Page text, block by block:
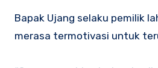
Bapak Ujang selaku pemilik
merasa termotivasi untuk